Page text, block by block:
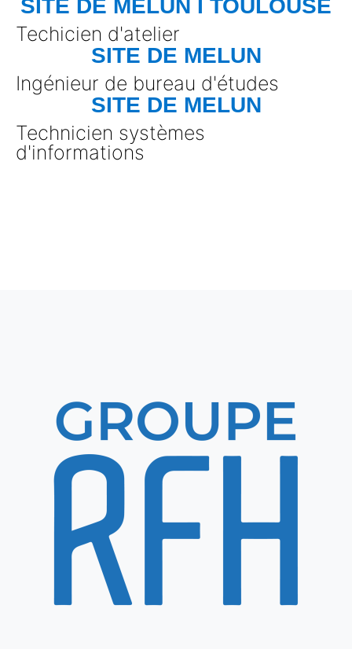
SITE DE MELUN I TOULOUSE
Techicien d'atelier
SITE DE MELUN
Ingénieur de bureau d'études
SITE DE MELUN
Technicien systèmes
d'informations